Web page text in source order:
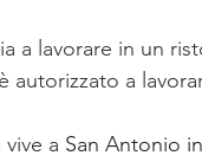
a lavorare in un
autorizzato a
a San Antonio